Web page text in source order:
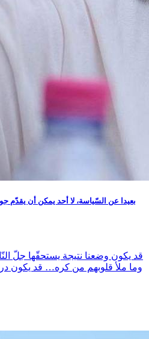
بعيدا عن السّياسة، لا أحد يمكن أن يقدّم
قد يكون وضعنا نتيجة يستحقّها جلّ
وما ملأ قلوبهم من كره… قد يكون